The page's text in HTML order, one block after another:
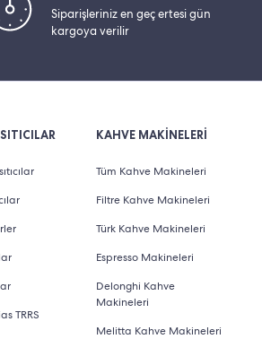
Siparişleriniz en geç ertesi gün
kargoya verilir
TRRS
KAHVE MAKİNELERİ
Tüm Kahve Makineleri
Filtre Kahve Makineleri
Türk Kahve Makineleri
Espresso Makineleri
Delonghi Kahve
Makineleri
Melitta Kahve Makineleri